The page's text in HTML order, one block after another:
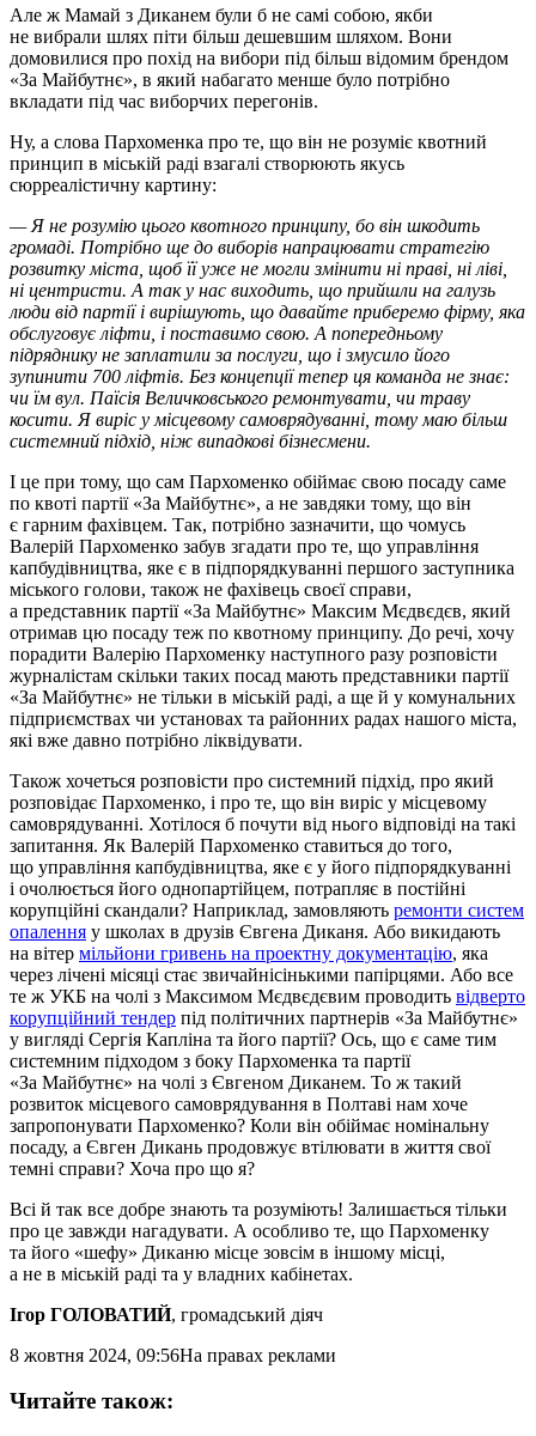
Але ж Мамай з Диканем були б не самі собою, якби
не вибрали шлях піти більш дешевшим шляхом. Вони
домовилися про похід на вибори під більш відомим брендом
«За Майбутнє», в який набагато менше було потрібно
вкладати під час виборчих перегонів.
Ну, а слова Пархоменка про те, що він не розуміє квотний
принцип в міській раді взагалі створюють якусь
сюрреалістичну картину:
— Я не розумію цього квотного принципу, бо він шкодить
громаді. Потрібно ще до виборів напрацювати стратегію
розвитку міста, щоб її уже не могли змінити ні праві, ні ліві,
ні центристи. А так у нас виходить, що прийшли на галузь
люди від партії і вирішують, що давайте приберемо фірму, яка
обслуговує ліфти, і поставимо свою. А попередньому
підряднику не заплатили за послуги, що і змусило його
зупинити 700 ліфтів. Без концепції тепер ця команда не знає:
чи їм вул. Паїсія Величковського ремонтувати, чи траву
косити. Я виріс у місцевому самоврядуванні, тому маю більш
системний підхід, ніж випадкові бізнесмени.
І це при тому, що сам Пархоменко обіймає свою посаду саме
по квоті партії «За Майбутнє», а не завдяки тому, що він
є гарним фахівцем. Так, потрібно зазначити, що чомусь
Валерій Пархоменко забув згадати про те, що управління
капбудівництва, яке є в підпорядкуванні першого заступника
міського голови, також не фахівець своєї справи,
а представник партії «За Майбутнє» Максим Мєдвєдєв, який
отримав цю посаду теж по квотному принципу. До речі, хочу
порадити Валерію Пархоменку наступного разу розповісти
журналістам скільки таких посад мають представники партії
«За Майбутнє» не тільки в міській раді, а ще й у комунальних
підприємствах чи установах та районних радах нашого міста,
які вже давно потрібно ліквідувати.
Також хочеться розповісти про системний підхід, про який
розповідає Пархоменко, і про те, що він виріс у місцевому
самоврядуванні. Хотілося б почути від нього відповіді на такі
запитання. Як Валерій Пархоменко ставиться до того,
що управління капбудівництва, яке є у його підпорядкуванні
і очолюється його однопартійцем, потрапляє в постійні
корупційні скандали? Наприклад, замовляють ремонти систем
опалення у школах в друзів Євгена Диканя. Або викидають
на вітер мільйони гривень на проектну документацію, яка
через лічені місяці стає звичайнісінькими папірцями. Або все
те ж УКБ на чолі з Максимом Мєдвєдєвим проводить відверто
корупційний тендер під політичних партнерів «За Майбутнє»
у вигляді Сергія Капліна та його партії? Ось, що є саме тим
системним підходом з боку Пархоменка та партії
«За Майбутнє» на чолі з Євгеном Диканем. То ж такий
розвиток місцевого самоврядування в Полтаві нам хоче
запропонувати Пархоменко? Коли він обіймає номінальну
посаду, а Євген Дикань продовжує втілювати в життя свої
темні справи? Хоча про що я?
Всі й так все добре знають та розуміють! Залишається тільки
про це завжди нагадувати. А особливо те, що Пархоменку
та його «шефу» Диканю місце зовсім в іншому місці,
а не в міській раді та у владних кабінетах.
Ігор ГОЛОВАТИЙ, громадський діяч
8 жовтня 2024, 09:56На правах реклами
Читайте також: